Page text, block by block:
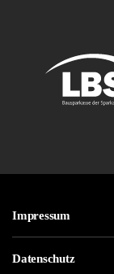
Impressum
Datenschutz